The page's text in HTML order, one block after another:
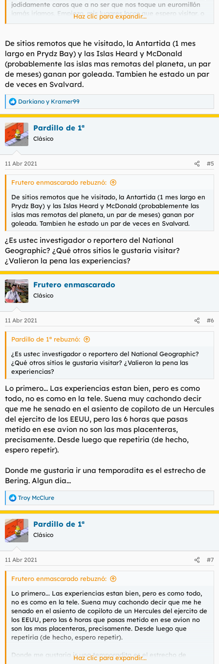
jodidamente caros que a no ser que nos toque un euromillón
jamás iríamos. Empiezo, mis lugares locos que espero visitar, o
no tan locos pero sí económicamente difíciles que me vienen
- Svalvard
- Kamchatka
- Níger
- Chad
- Antártida
- Crucero por las Galápagos
Tengo más que ya iré soltando pero ahora el turno es suyo...
prosigan.
Haz clic para expandir...
De sitios remotos que he visitado, la Antartida (1 mes
largo en Prydz Bay) y las Islas Heard y McDonald
(probablemente las islas mas remotas del planeta, un par
de meses) ganan por goleada. Tambien he estado un par
de veces en Svalvard.
R
e
a
c
c
i
e
s
Darkiano y Kramer99
Pardillo de 1ª
Clásico
11 Abr 2021 #5
Frutero enmascarado rebuznó:
De sitios remotos que he visitado, la Antartida (1 mes largo en
Prydz Bay) y las Islas Heard y McDonald (probablemente las
islas mas remotas del planeta, un par de meses) ganan por
goleada. Tambien he estado un par de veces en Svalvard.
¿Es ustec investigador o reportero del National
Geographic? ¿Qué otros sitios le gustaria visitar?
¿Valieron la pena las experiencias?
Frutero enmascarado
Clásico
11 Abr 2021 #6
Pardillo de 1ª rebuznó:
¿Es ustec investigador o reportero del National Geographic?
¿Qué otros sitios le gustaria visitar? ¿Valieron la pena las
experiencias?
Lo primero... Las experiencias estan bien, pero es como
todo, no es como en la tele. Suena muy cachondo decir
que me he senado en el asiento de copiloto de un Hercules
del ejercito de los EEUU, pero las 6 horas que pasas
metido en ese avion no son las mas placenteras,
precisamente. Desde luego que repetiria (de hecho,
espero repetir).
Donde me gustaria ir una temporadita es el estrecho de
Bering. Algun dia...
R
e
a
c
c
i
e
s
Troy McClure
Pardillo de 1ª
Clásico
11 Abr 2021 #7
Frutero enmascarado rebuznó:
Lo primero... Las experiencias estan bien, pero es como todo,
no es como en la tele. Suena muy cachondo decir que me he
senado en el asiento de copiloto de un Hercules del ejercito de
los EEUU, pero las 6 horas que pasas metido en ese avion no
son las mas placenteras, precisamente. Desde luego que
repetiria (de hecho, espero repetir).
Donde me gustaria ir una temporadita es el estrecho de
Haz clic para expandir...